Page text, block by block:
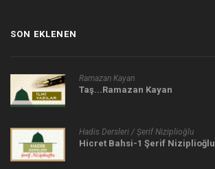
SON EKLENEN
Ramazan Kayan
Taş...Ramazan Kayan
Hadis Dersleri / Şerif Niziplioğlu
Hicret Bahsi-1 Şerif Niziplioğlu